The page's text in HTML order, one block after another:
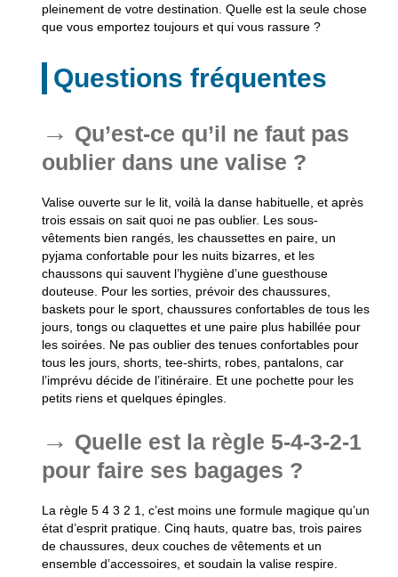
pleinement de votre destination. Quelle est la seule chose
que vous emportez toujours et qui vous rassure ?
Questions fréquentes
Qu’est-ce qu’il ne faut pas
oublier dans une valise ?
Valise ouverte sur le lit, voilà la danse habituelle, et après
trois essais on sait quoi ne pas oublier. Les sous-
vêtements bien rangés, les chaussettes en paire, un
pyjama confortable pour les nuits bizarres, et les
chaussons qui sauvent l’hygiène d’une guesthouse
douteuse. Pour les sorties, prévoir des chaussures,
baskets pour le sport, chaussures confortables de tous les
jours, tongs ou claquettes et une paire plus habillée pour
les soirées. Ne pas oublier des tenues confortables pour
tous les jours, shorts, tee-shirts, robes, pantalons, car
l’imprévu décide de l’itinéraire. Et une pochette pour les
petits riens et quelques épingles.
Quelle est la règle 5-4-3-2-1
pour faire ses bagages ?
La règle 5 4 3 2 1, c’est moins une formule magique qu’un
état d’esprit pratique. Cinq hauts, quatre bas, trois paires
de chaussures, deux couches de vêtements et un
ensemble d’accessoires, et soudain la valise respire.